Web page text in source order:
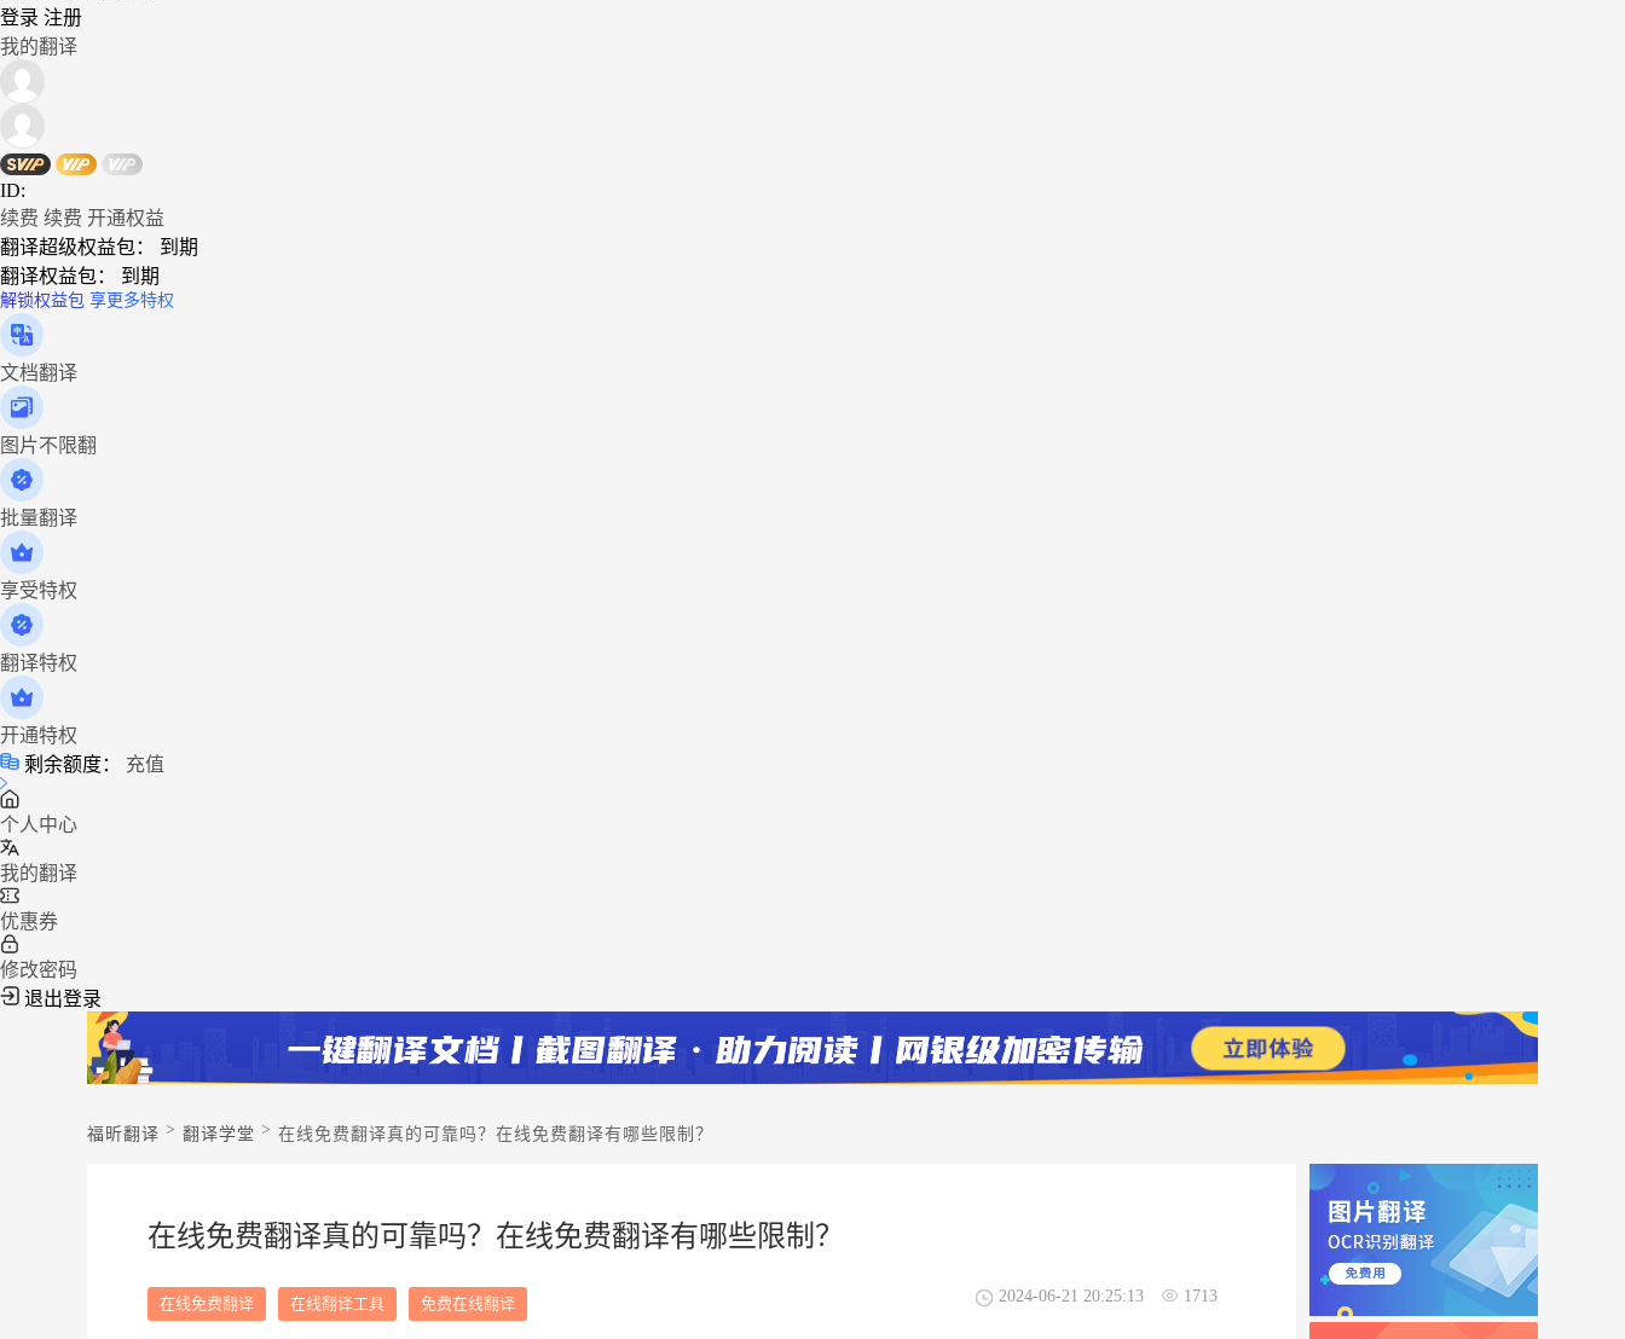
登录 注册
我的翻译
ID:
续费 续费 开通权益
翻译超级权益包：
到期
翻译权益包：
到期
解锁权益包 享更多特权
文档翻译
图片不限翻
批量翻译
享受特权
翻译特权
开通特权
剩余额度：
充值
个人中心
我的翻译
优惠券
修改密码
退出登录
福昕翻译 > 翻译学堂 > 在线免费翻译真的可靠吗？在线免费翻译有哪些限制？
在线免费翻译真的可靠吗？在线免费翻译有哪些限制？
在线免费翻译 在线翻译工具 免费在线翻译 1713
2024-06-21 20:25:13